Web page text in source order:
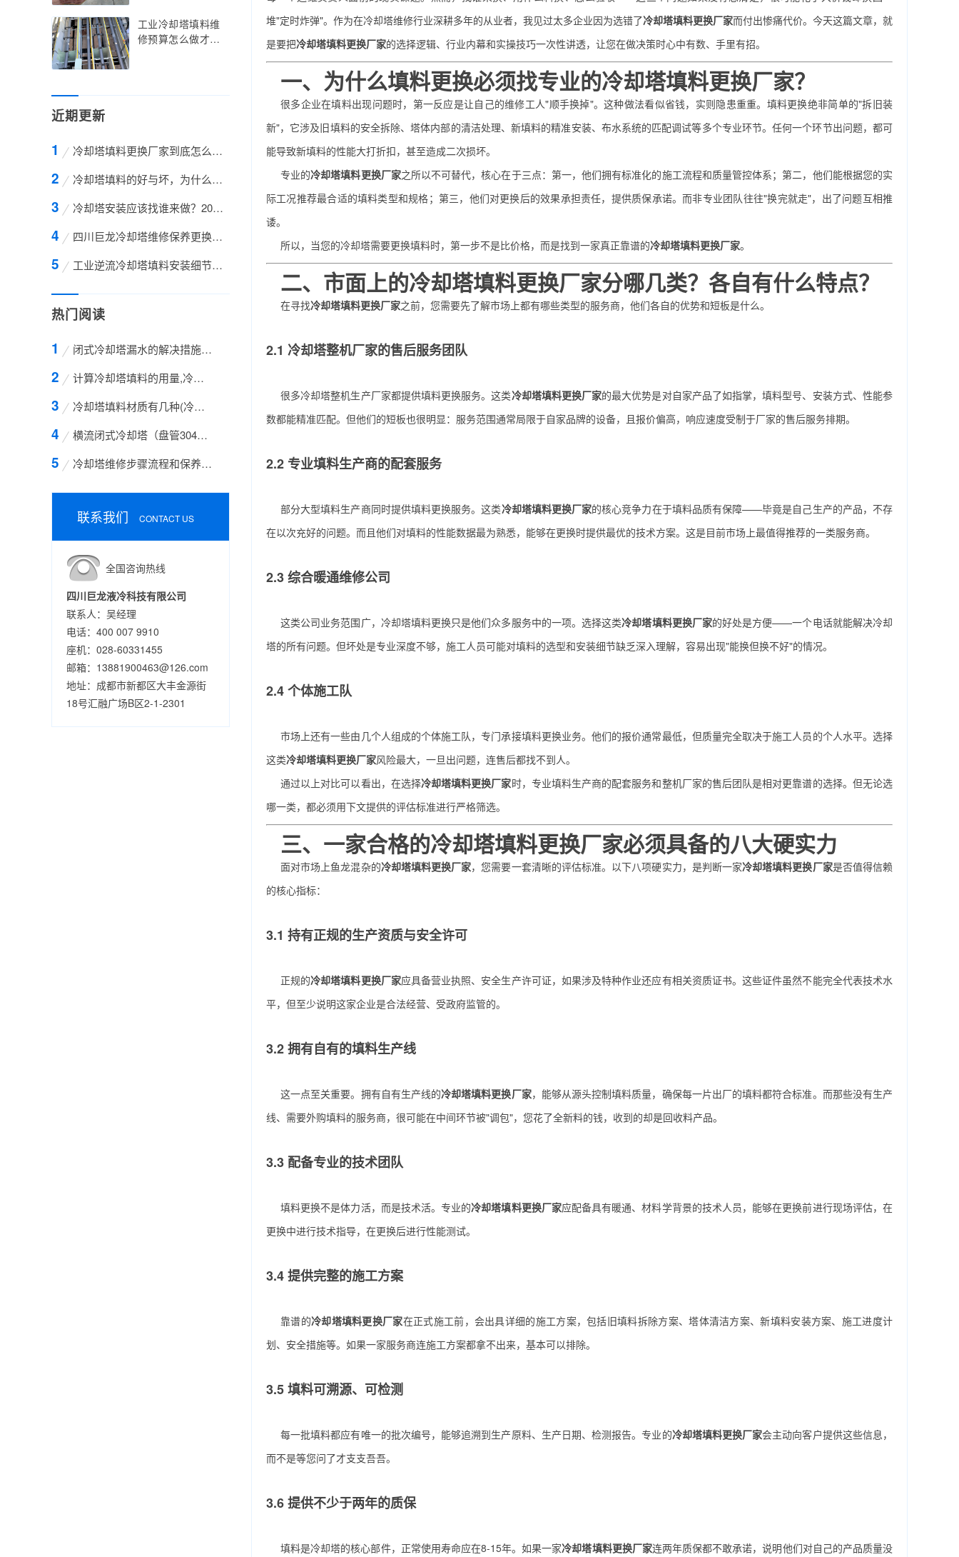
作手册，让局部故
障不再演变成全局
工业冷却塔填料维
修预算怎么做才科
修预算方案
近期更新
冷却塔填料更换厂家到底怎么选？2024年企业实战
冷却塔填料的好与坏，为什么有的厂家在填料里加
冷却塔安装应该找谁来做？2024年企业必读的专业
四川巨龙冷却塔维修保养更换厂家深度解析：2024
工业逆流冷却塔填料安装细节完全手册：从顶部挂
热门阅读
闭式冷却塔漏水的解决措施方案
计算冷却塔填料的用量,冷却塔填料的计算方法
冷却塔填料材质有几种(冷却塔填料哪种材质好)
横流闭式冷却塔（盘管304不锈钢）
冷却塔维修步骤流程和保养的方法有哪些
联系我们 CONTACT US
全国咨询热线
四川巨龙液冷科技有限公司
联系人：吴经理
电话：400 007 9910
座机：028-60331455
邮箱：13881900463@126.com
地址：成都市新都区大丰金源街
18号汇融广场B区2-1-2301
堆"定时炸弹"。作为在冷却塔维修行业深耕多年的从业者，我见过太多企业因为选错了冷却塔填料更换厂家而付出惨痛代价。今天这篇文章，就
是要把冷却塔填料更换厂家的选择逻辑、行业内幕和实操技巧一次性讲透，让您在做决策时心中有数、手里有招。
一、为什么填料更换必须找专业的冷却塔填料更换厂家？
很多企业在填料出现问题时，第一反应是让自己的维修工人"顺手换掉"。这种做法看似省钱，实则隐患重重。填料更换绝非简单的"拆旧装
新"，它涉及旧填料的安全拆除、塔体内部的清洁处理、新填料的精准安装、布水系统的匹配调试等多个专业环节。任何一个环节出问题，都可
能导致新填料的性能大打折扣，甚至造成二次损坏。
专业的冷却塔填料更换厂家之所以不可替代，核心在于三点：第一，他们拥有标准化的施工流程和质量管控体系；第二，他们能根据您的实
际工况推荐最合适的填料类型和规格；第三，他们对更换后的效果承担责任，提供质保承诺。而非专业团队往往"换完就走"，出了问题互相推
诿。
所以，当您的冷却塔需要更换填料时，第一步不是比价格，而是找到一家真正靠谱的冷却塔填料更换厂家。
二、市面上的冷却塔填料更换厂家分哪几类？各自有什么特点？
在寻找冷却塔填料更换厂家之前，您需要先了解市场上都有哪些类型的服务商，他们各自的优势和短板是什么。
2.1 冷却塔整机厂家的售后服务团队
很多冷却塔整机生产厂家都提供填料更换服务。这类冷却塔填料更换厂家的最大优势是对自家产品了如指掌，填料型号、安装方式、性能参
数都能精准匹配。但他们的短板也很明显：服务范围通常局限于自家品牌的设备，且报价偏高，响应速度受制于厂家的售后服务排期。
2.2 专业填料生产商的配套服务
部分大型填料生产商同时提供填料更换服务。这类冷却塔填料更换厂家的核心竞争力在于填料品质有保障——毕竟是自己生产的产品，不存
在以次充好的问题。而且他们对填料的性能数据最为熟悉，能够在更换时提供最优的技术方案。这是目前市场上最值得推荐的一类服务商。
2.3 综合暖通维修公司
这类公司业务范围广，冷却塔填料更换只是他们众多服务中的一项。选择这类冷却塔填料更换厂家的好处是方便——一个电话就能解决冷却
塔的所有问题。但坏处是专业深度不够，施工人员可能对填料的选型和安装细节缺乏深入理解，容易出现"能换但换不好"的情况。
2.4 个体施工队
市场上还有一些由几个人组成的个体施工队，专门承接填料更换业务。他们的报价通常最低，但质量完全取决于施工人员的个人水平。选择
这类冷却塔填料更换厂家风险最大，一旦出问题，连售后都找不到人。
通过以上对比可以看出，在选择冷却塔填料更换厂家时，专业填料生产商的配套服务和整机厂家的售后团队是相对更靠谱的选择。但无论选
哪一类，都必须用下文提供的评估标准进行严格筛选。
三、一家合格的冷却塔填料更换厂家必须具备的八大硬实力
面对市场上鱼龙混杂的冷却塔填料更换厂家，您需要一套清晰的评估标准。以下八项硬实力，是判断一家冷却塔填料更换厂家是否值得信赖
的核心指标：
3.1 持有正规的生产资质与安全许可
正规的冷却塔填料更换厂家应具备营业执照、安全生产许可证，如果涉及特种作业还应有相关资质证书。这些证件虽然不能完全代表技术水
平，但至少说明这家企业是合法经营、受政府监管的。
3.2 拥有自有的填料生产线
这一点至关重要。拥有自有生产线的冷却塔填料更换厂家，能够从源头控制填料质量，确保每一片出厂的填料都符合标准。而那些没有生产
线、需要外购填料的服务商，很可能在中间环节被"调包"，您花了全新料的钱，收到的却是回收料产品。
3.3 配备专业的技术团队
填料更换不是体力活，而是技术活。专业的冷却塔填料更换厂家应配备具有暖通、材料学背景的技术人员，能够在更换前进行现场评估，在
更换中进行技术指导，在更换后进行性能测试。
3.4 提供完整的施工方案
靠谱的冷却塔填料更换厂家在正式施工前，会出具详细的施工方案，包括旧填料拆除方案、塔体清洁方案、新填料安装方案、施工进度计
划、安全措施等。如果一家服务商连施工方案都拿不出来，基本可以排除。
3.5 填料可溯源、可检测
每一批填料都应有唯一的批次编号，能够追溯到生产原料、生产日期、检测报告。专业的冷却塔填料更换厂家会主动向客户提供这些信息，
而不是等您问了才支支吾吾。
3.6 提供不少于两年的质保
填料是冷却塔的核心部件，正常使用寿命应在8-15年。如果一家冷却塔填料更换厂家连两年质保都不敢承诺，说明他们对自己的产品质量没